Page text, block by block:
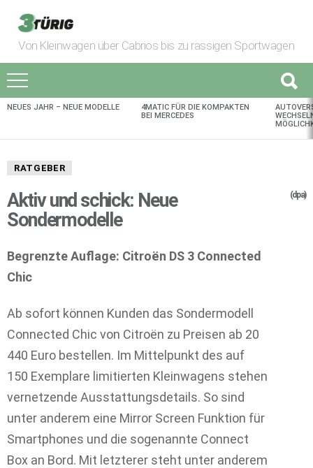
Von Kleinwagen über Cabrios bis zu rassigen Sportwagen
AKTUELLES
NEUES JAHR – NEUE MODELLE
4MATIC FÜR DIE KOMPAKTEN
BEI MERCEDES
RATGEBER
Aktiv und schick: Neue
Sondermodelle
(dpa)
Begrenzte Auflage: Citroën DS 3 Connected
Chic
Ab sofort können Kunden das Sondermodell
Connected Chic von Citroën zu Preisen ab 20
440 Euro bestellen. Im Mittelpunkt des auf
150 Exemplare limitierten Kleinwagens stehen
vernetzende Ausstattungsdetails. So sind
unter anderem eine Mirror Screen Funktion für
Smartphones und die sogenannte Connect
Box an Bord. Mit letzterer steht unter anderem